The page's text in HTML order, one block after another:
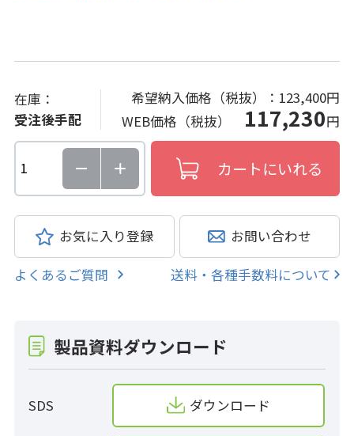
在庫：
受注後手配
希望納入価格（税抜）： 123,400円
WEB価格（税抜） 117,230円
お気に入り登録 お問い合わせ
よくあるご質問 送料・各種手数料について
製品資料ダウンロード
SDS ダウンロード